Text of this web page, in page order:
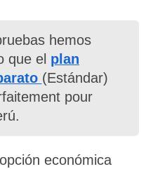
hemos
que el plan
(Estándar)
pour
económica